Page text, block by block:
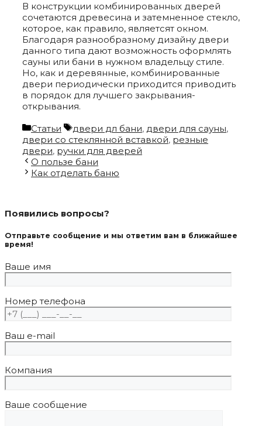
В конструкции комбинированных дверей
сочетаются древесина и затемненное стекло,
которое, как правило, являетсят окном.
Благодаря разнообразному дизайну двери
данного типа дают возможность оформлять
сауны или бани в нужном владельцу стиле.
Но, как и деревянные, комбинированные
двери периодически приходится приводить
в порядок для лучшего закрывания-
открывания.
Categories
Статьи Tags
двери дл бани, двери для сауны,
двери со стеклянной вставкой, резные
двери, ручки для дверей
О пользе бани
Как отделать баню
Появились вопросы?
Отправьте сообщение и мы ответим вам в ближайшее
время!
Ваше имя
Номер телефона
Ваш e-mail
Компания
Ваше сообщение